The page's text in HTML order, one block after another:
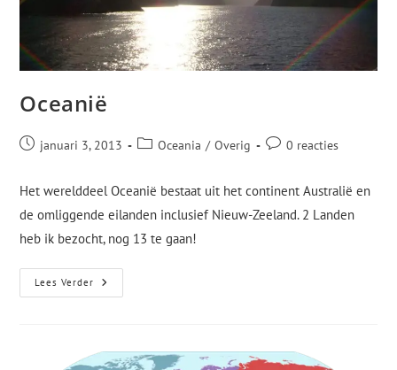
Oceanië
januari 3, 2013 Oceania / Overig 0 reacties
Het werelddeel Oceanië bestaat uit het continent Australië en
de omliggende eilanden inclusief Nieuw-Zeeland. 2 Landen
heb ik bezocht, nog 13 te gaan!
Lees Verder